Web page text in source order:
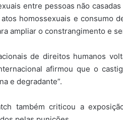
entre pessoas não
homossexuais e consumo
ampliar o constrangimento e
de direitos humanos
afirmou que o
e degradante”.
também criticou a